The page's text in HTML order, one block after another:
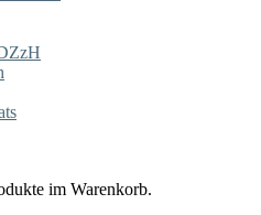
im Warenkorb.